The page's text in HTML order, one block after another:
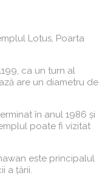
Lotus, Poarta
ca un turn al
are un diametru de
în anul 1986 și
poate fi vizitat
este principalul
a țării.